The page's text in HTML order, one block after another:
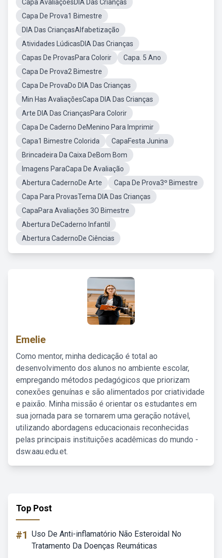
Capa AvaliaçõesDIA Das Crianças
Capa De Prova1 Bimestre
DIA Das CriançasAlfabetização
Atividades LúdicasDIA Das Crianças
Capas De ProvasPara Colorir
Capa. 5 Ano
Capa De Prova2 Bimestre
Capa De ProvaDo DIA Das Crianças
Min Has AvaliaçõesCapa DIA Das Crianças
Arte DIA Das CriançasPara Colorir
Capa De Caderno DeMenino Para Imprimir
Capa1 Bimestre Colorida
CapaFesta Junina
Brincadeira Da Caixa DeBom Bom
Imagens ParaCapa De Avaliação
Abertura CadernoDe Arte
Capa De Prova3º Bimestre
Capa Para ProvasTema DIA Das Crianças
CapaPara Avaliações 3O Bimestre
Abertura DeCaderno Infantil
Abertura CadernoDe Ciências
Emelie
Como mentor, minha dedicação é total ao
desenvolvimento dos alunos no ambiente escolar,
empregando métodos pedagógicos que priorizam
conexões genuínas e são alimentados por criatividade
e paixão. Minha missão é orientar os estudantes em
sua jornada para se tornarem uma geração notável,
utilizando abordagens educacionais reconhecidas
pelas principais instituições acadêmicas do mundo -
dsw.aau.edu.et.
Top Post
#1 Uso De Anti-inflamatório Não Esteroidal No
Tratamento Da Doenças Reumáticas